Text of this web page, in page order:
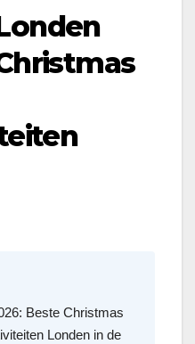
Beste Christmas
Londen in de